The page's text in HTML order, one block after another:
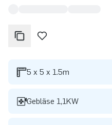
5 x 5 x 1.5m
Gebläse 1,1KW